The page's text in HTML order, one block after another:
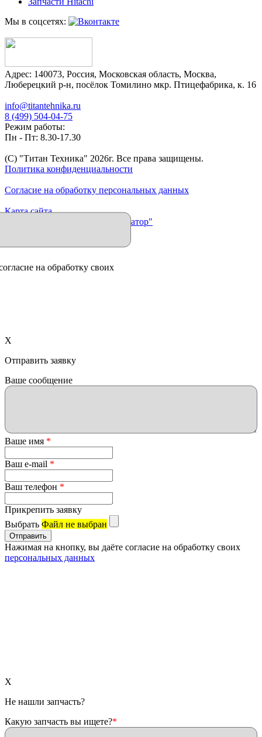
Мы в соцсетях:
Адрес: 140073, Россия, Московская область, Москва,
Люберецкий р-н, посёлок Томилино мкр. Птицефабрика, к. 16
info@titantehnika.ru
8 (499) 504-04-75
Режим работы:
Пн - Пт: 8.30-17.30
(C) "Титан Техника" 2026г. Все права защищены.
Политика конфиденциальности
Согласие на обработку персональных данных
Карта сайта
Продвижение сайта "Иллюминатор"
на обработку своих
X
Отправить заявку
Ваше сообщение
Ваше имя *
Ваш e-mail *
Ваш телефон *
Прикрепить заявку
Выбрать Файл не выбран
Нажимая на кнопку, вы даёте согласие на обработку своих
персональных данных
X
Не нашли запчасть?
Какую запчасть вы ищете?*